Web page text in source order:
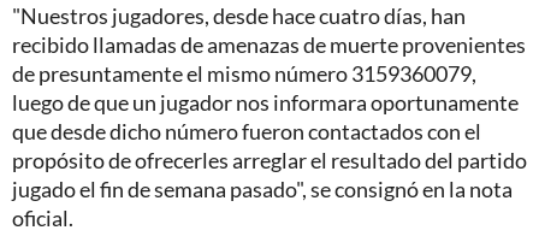
"Nuestros jugadores, desde hace cuatro días, han
recibido llamadas de amenazas de muerte provenientes
de presuntamente el mismo número 3159360079,
luego de que un jugador nos informara oportunamente
que desde dicho número fueron contactados con el
propósito de ofrecerles arreglar el resultado del partido
jugado el fin de semana pasado", se consignó en la nota
oficial.